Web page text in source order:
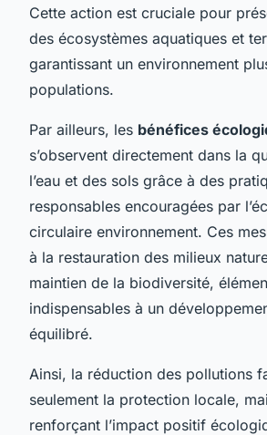
Cette action est cruciale pour
des écosystèmes aquatiques et
garantissant un environnement
populations.
Par ailleurs, les bénéfices
s’observent directement dans la
l’eau et des sols grâce à des
responsables encouragées par
circulaire environnement. Ces
à la restauration des milieux
maintien de la biodiversité,
indispensables à un
équilibré.
Ainsi, la réduction des pollutions
seulement la protection locale,
renforçant l’impact positif